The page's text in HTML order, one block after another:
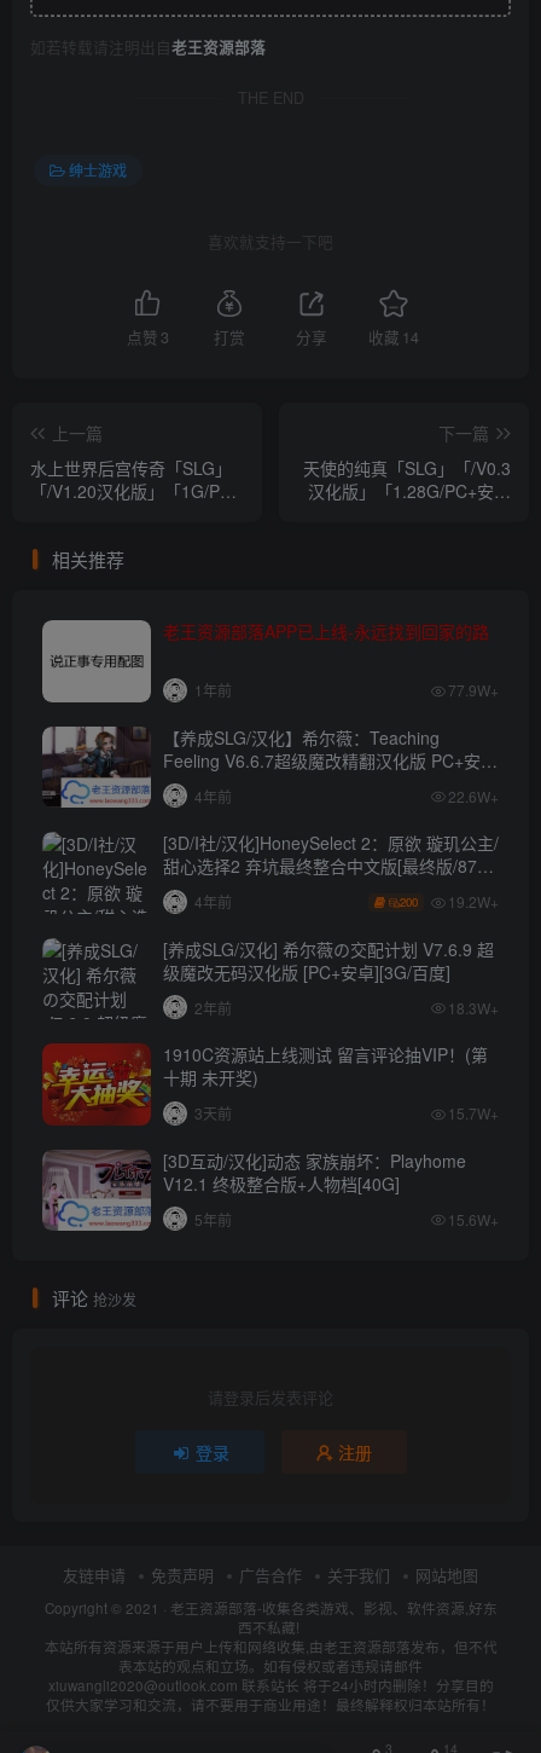
如若转载请注明出自老王资源部落
THE END
绅士游戏
喜欢就支持一下吧
点赞 3 打赏 分享 收藏 14
上一篇
水上世界后宫传奇「SLG」
「/V1.20汉化版」「1G/PC
下一篇
天使的纯真「SLG」「/V0.3
汉化版」「1.28G/PC+安卓
相关推荐
老王资源部落APP已上线-永远找到回家的路
1年前 77.9W+
【养成SLG/汉化】希尔薇：Teaching
Feeling V6.6.7超级魔改精翻汉化版 PC+安卓
【4.3G】
4年前 22.6W+
[3D/I社/汉化]HoneySelect 2：原欲 璇玑公主/
甜心选择2 弃坑最终整合中文版[最终版/87G/
秒传]
4年前 200 19.2W+
[养成SLG/汉化] 希尔薇の交配计划 V7.6.9 超
级魔改无码汉化版 [PC+安卓][3G/百度]
2年前 18.3W+
1910C资源站上线测试 留言评论抽VIP！(第
十期 未开奖)
3天前 15.7W+
[3D互动/汉化]动态 家族崩坏：Playhome
V12.1 终极整合版+人物档[40G]
5年前 15.6W+
评论 抢沙发
请登录后发表评论
登录 注册
友链申请 免责声明 广告合作 关于我们 网站地图
Copyright © 2021 · 老王资源部落-收集各类游戏、影视、软件资源,好东
西不私藏!
本站所有资源来源于用户上传和网络收集,由老王资源部落发布，但不代
表本站的观点和立场。如有侵权或者违规请邮件
xiuwangli2020@outlook.com 联系站长 将于24小时内删除！分享目的
仅供大家学习和交流，请不要用于商业用途！最终解释权归本站所有！
3 14